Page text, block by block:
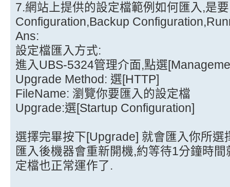
7.網站上提供的設定檔範例如何匯入,是
Configuration,Backup
Ans:
設定檔匯入方式:
進入UBS-5324管理介面,點選
Upgrade Method: 選[HTTP]
FileName: 瀏覽你要匯入的設定檔
Upgrade:選[Startup Configuration]
選擇完畢按下[Upgrade] 就會匯入你所選
匯入後機器會重新開機,約等待1分鐘時
定檔也正常運作了.